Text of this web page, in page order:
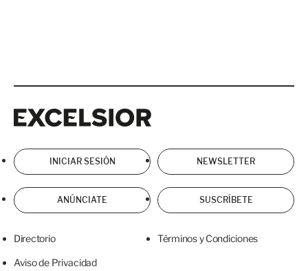
INICIAR SESIÓN NEWSLETTER
ANÚNCIATE SUSCRÍBETE
Directorio Términos y Condiciones
Aviso de Privacidad